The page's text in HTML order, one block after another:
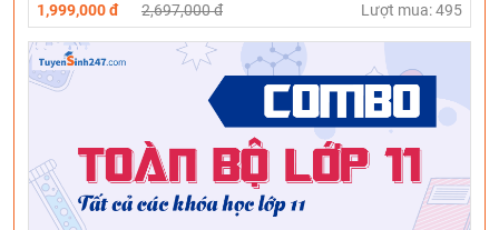
1,999,000 đ
2,697,000 đ Lượt mua: 495